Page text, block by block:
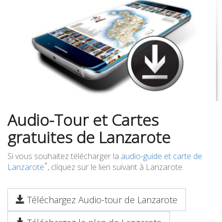
Audio-Tour et Cartes
gratuites de Lanzarote
Si vous souhaitez télécharger la audio-guide et carte de
Lanzarote*, cliquez sur le lien suivant à Lanzarote.
Téléchargez Audio-tour de Lanzarote